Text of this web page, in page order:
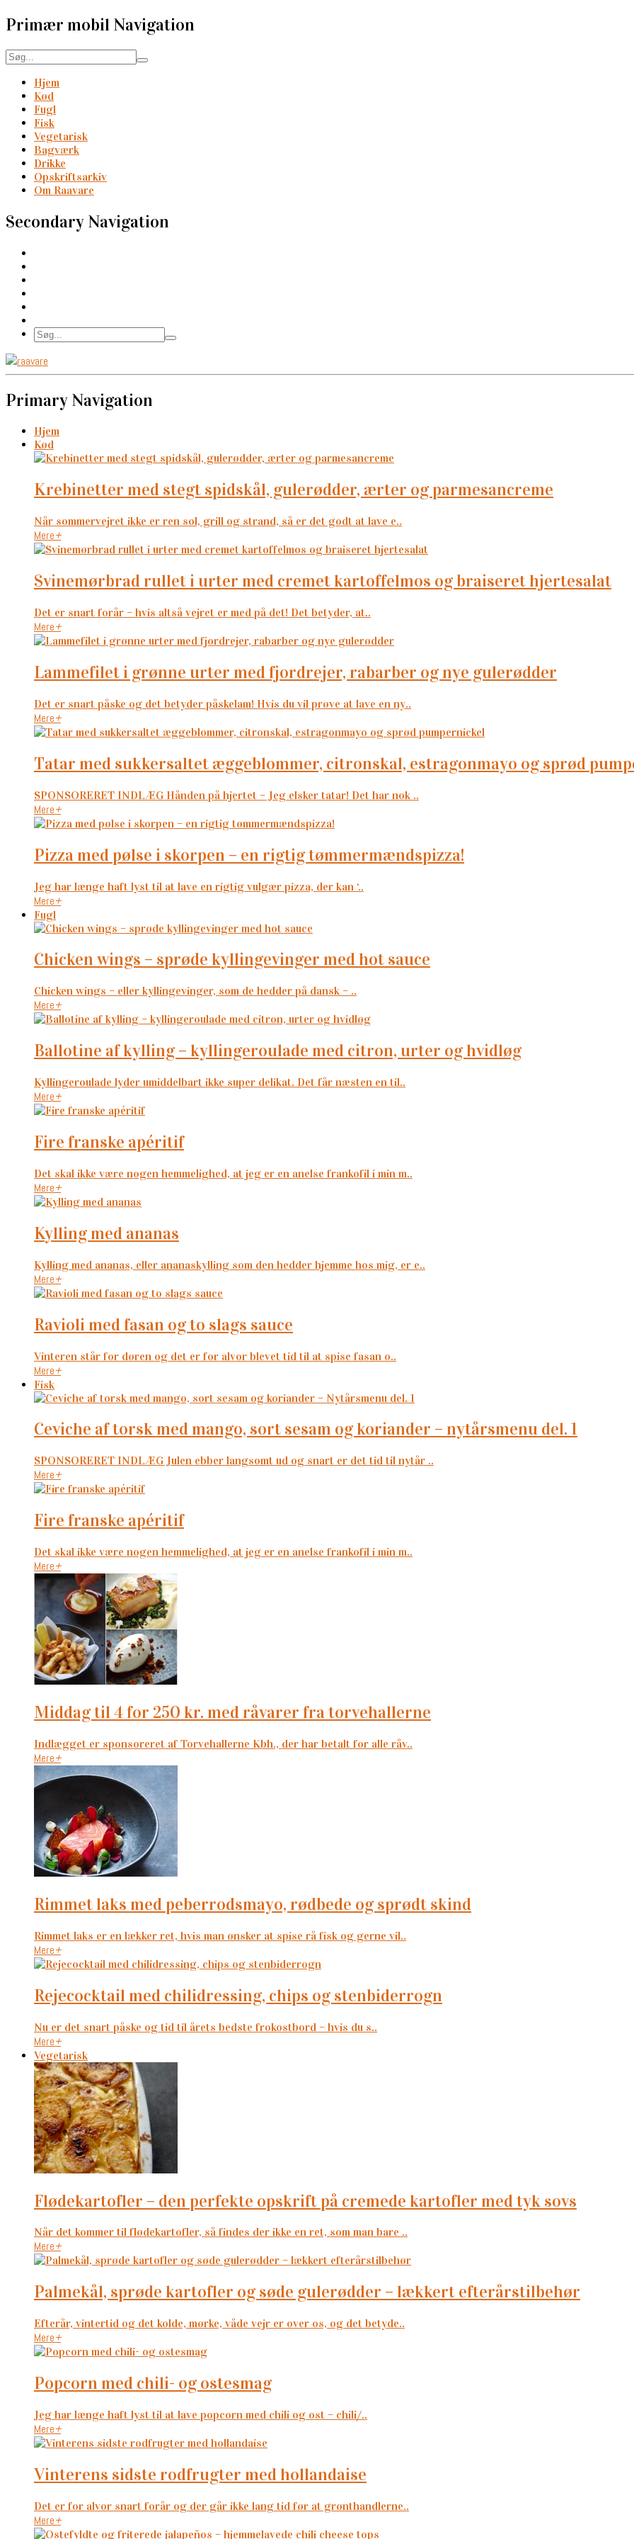
Primær mobil Navigation
Hjem
Kød
Fugl
Fisk
Vegetarisk
Bagværk
Drikke
Opskriftsarkiv
Om Raavare
Secondary Navigation
Primary Navigation
Hjem
Kød
krebinetter med stegt spidskål, gulerødder, ærter og parmesancreme
Når sommervejret ikke er ren sol, grill og strand, så er det godt at lave e..
Mere+
svinemørbrad rullet i urter med cremet kartoffelmos og braiseret hjertesalat
Det er snart forår – hvis altså vejret er med på det! Det betyder, at..
Mere+
lammefilet i grønne urter med fjordrejer, rabarber og nye gulerødder
Det er snart påske og det betyder påskelam! Hvis du vil prøve at lave en ny..
Mere+
tatar med sukkersaltet æggeblommer, citronskal, estragonmayo og sprød
SPONSORERET INDLÆG Hånden på hjertet – Jeg elsker tatar! Det har nok ..
Mere+
pizza med pølse i skorpen – en rigtig tømmermændspizza!
Jeg har længe haft lyst til at lave en rigtig vulgær pizza, der kan ‘..
Mere+
Fugl
chicken wings – sprøde kyllingevinger med hot sauce
Chicken wings – eller kyllingevinger, som de hedder på dansk – ..
Mere+
ballotine af kylling – kyllingeroulade med citron, urter og hvidløg
Kyllingeroulade lyder umiddelbart ikke super delikat. Det får næsten en til..
Mere+
fire franske apéritif
Det skal ikke være nogen hemmelighed, at jeg er en anelse frankofil i min m..
Mere+
kylling med ananas
Kylling med ananas, eller ananaskylling som den hedder hjemme hos mig, er e..
Mere+
ravioli med fasan og to slags sauce
Vinteren står for døren og det er for alvor blevet tid til at spise fasan o..
Mere+
Fisk
ceviche af torsk med mango, sort sesam og koriander – nytårsmenu del. 1
SPONSORERET INDLÆG Julen ebber langsomt ud og snart er det tid til nytår ..
Mere+
fire franske apéritif
Det skal ikke være nogen hemmelighed, at jeg er en anelse frankofil i min m..
Mere+
middag til 4 for 250 kr. med råvarer fra torvehallerne
Indlægget er sponsoreret af Torvehallerne Kbh., der har betalt for alle råv..
Mere+
rimmet laks med peberrodsmayo, rødbede og sprødt skind
Rimmet laks er en lækker ret, hvis man ønsker at spise rå fisk og gerne vil..
Mere+
rejecocktail med chilidressing, chips og stenbiderrogn
Nu er det snart påske og tid til årets bedste frokostbord – hvis du s..
Mere+
Vegetarisk
flødekartofler – den perfekte opskrift på cremede kartofler med tyk sovs
Når det kommer til flødekartofler, så findes der ikke en ret, som man bare ..
Mere+
palmekål, sprøde kartofler og søde gulerødder – lækkert efterårstilbehør
Efterår, vintertid og det kolde, mørke, våde vejr er over os, og det betyde..
Mere+
popcorn med chili- og ostesmag
Jeg har længe haft lyst til at lave popcorn med chili og ost – chili/..
Mere+
vinterens sidste rodfrugter med hollandaise
Det er for alvor snart forår og der går ikke lang tid før at grønthandlerne..
Mere+